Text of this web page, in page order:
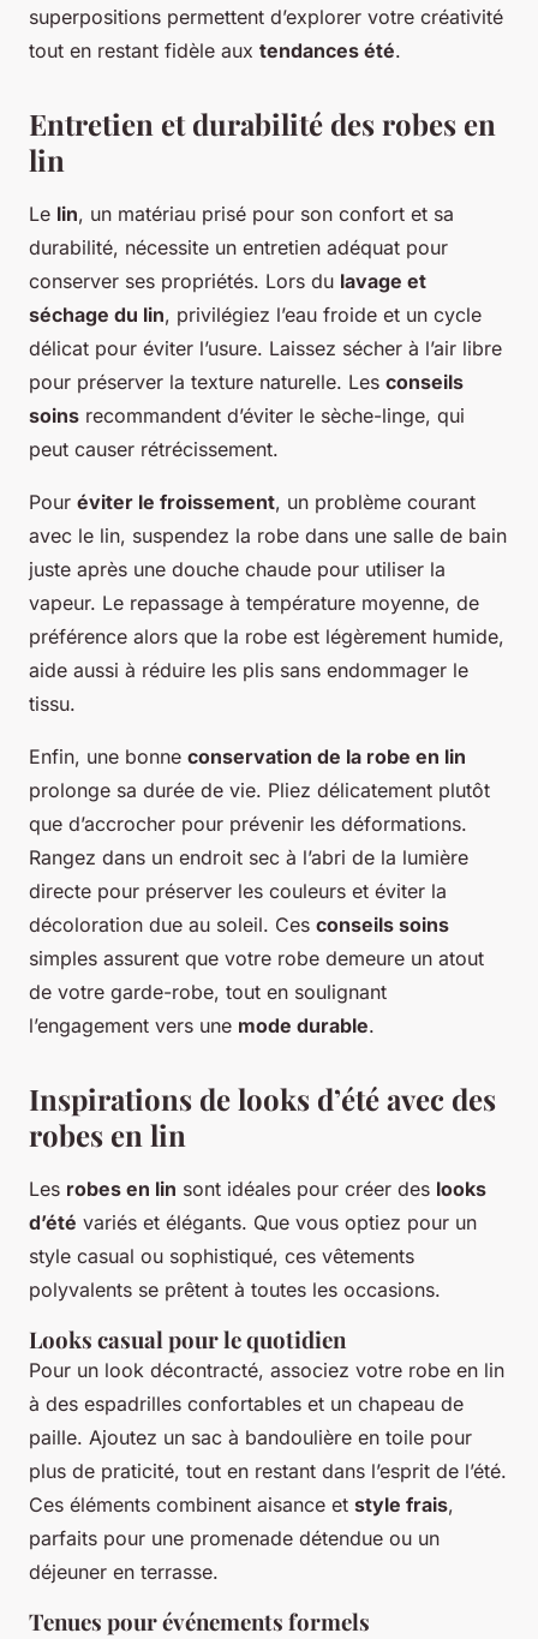
superpositions permettent d’explorer votre créativité
tout en restant fidèle aux tendances été.
Entretien et durabilité des robes en
lin
Le lin, un matériau prisé pour son confort et sa
durabilité, nécessite un entretien adéquat pour
conserver ses propriétés. Lors du lavage et
séchage du lin, privilégiez l’eau froide et un cycle
délicat pour éviter l’usure. Laissez sécher à l’air libre
pour préserver la texture naturelle. Les conseils
soins recommandent d’éviter le sèche-linge, qui
peut causer rétrécissement.
Pour éviter le froissement, un problème courant
avec le lin, suspendez la robe dans une salle de bain
juste après une douche chaude pour utiliser la
vapeur. Le repassage à température moyenne, de
préférence alors que la robe est légèrement humide,
aide aussi à réduire les plis sans endommager le
tissu.
Enfin, une bonne conservation de la robe en lin
prolonge sa durée de vie. Pliez délicatement plutôt
que d’accrocher pour prévenir les déformations.
Rangez dans un endroit sec à l’abri de la lumière
directe pour préserver les couleurs et éviter la
décoloration due au soleil. Ces conseils soins
simples assurent que votre robe demeure un atout
de votre garde-robe, tout en soulignant
l’engagement vers une mode durable.
Inspirations de looks d’été avec des
robes en lin
Les robes en lin sont idéales pour créer des looks
d’été variés et élégants. Que vous optiez pour un
style casual ou sophistiqué, ces vêtements
polyvalents se prêtent à toutes les occasions.
Looks casual pour le quotidien
Pour un look décontracté, associez votre robe en lin
à des espadrilles confortables et un chapeau de
paille. Ajoutez un sac à bandoulière en toile pour
plus de praticité, tout en restant dans l’esprit de l’été.
Ces éléments combinent aisance et style frais,
parfaits pour une promenade détendue ou un
déjeuner en terrasse.
Tenues pour événements formels